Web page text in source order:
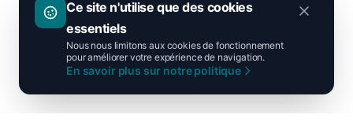
Ce site n'utilise que des cookies
essentiels
Nous nous limitons aux cookies de fonctionnement
pour améliorer votre expérience de navigation.
En savoir plus sur notre politique